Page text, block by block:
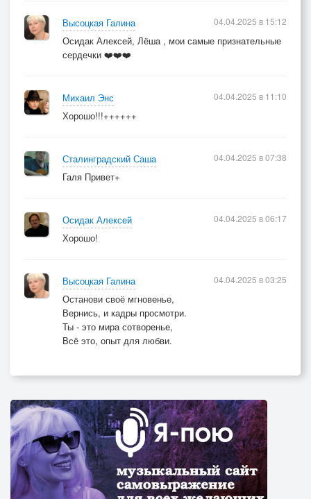
Высоцкая Галина
Осидак Алексей, Лёша , мои самые признательные
сердечки ❤️❤️❤️
04.04.2025 в 15:12
Михаил Энс
Хорошо!!!++++++
04.04.2025 в 11:10
Сталинградский Саша
Галя Привет+
04.04.2025 в 07:38
Осидак Алексей
Хорошо!
04.04.2025 в 06:17
Высоцкая Галина
Останови своё мгновенье,
Вернись, и кадры просмотри.
Ты - это мира сотворенье,
Всё это, опыт для любви.
04.04.2025 в 03:25